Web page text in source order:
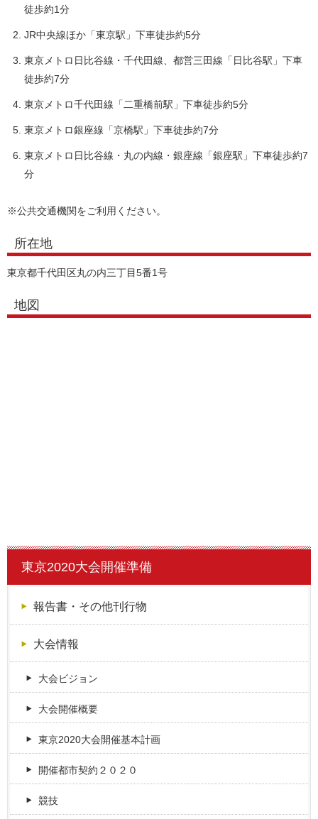
徒歩約1分
JR中央線ほか「東京駅」下車徒歩約5分
東京メトロ日比谷線・千代田線、都営三田線「日比谷駅」下車
徒歩約7分
東京メトロ千代田線「二重橋前駅」下車徒歩約5分
東京メトロ銀座線「京橋駅」下車徒歩約7分
東京メトロ日比谷線・丸の内線・銀座線「銀座駅」下車徒歩約7
分
※公共交通機関をご利用ください。
所在地
東京都千代田区丸の内三丁目5番1号
地図
東京2020大会開催準備
報告書・その他刊行物
大会情報
大会ビジョン
大会開催概要
東京2020大会開催基本計画
開催都市契約２０２０
競技